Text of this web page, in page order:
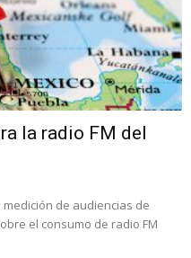
la radio FM del
medición de audiencias de
el consumo de radio FM